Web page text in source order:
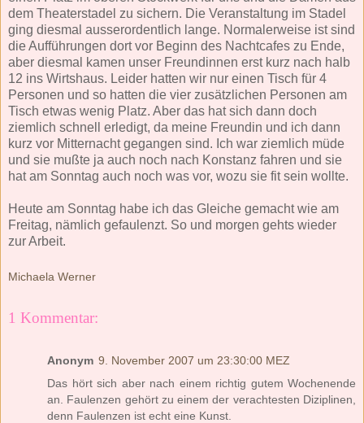
dem Theaterstadel zu sichern. Die Veranstaltung im Stadel
ging diesmal ausserordentlich lange. Normalerweise ist sind
die Aufführungen dort vor Beginn des Nachtcafes zu Ende,
aber diesmal kamen unser Freundinnen erst kurz nach halb
12 ins Wirtshaus. Leider hatten wir nur einen Tisch für 4
Personen und so hatten die vier zusätzlichen Personen am
Tisch etwas wenig Platz. Aber das hat sich dann doch
ziemlich schnell erledigt, da meine Freundin und ich dann
kurz vor Mitternacht gegangen sind. Ich war ziemlich müde
und sie mußte ja auch noch nach Konstanz fahren und sie
hat am Sonntag auch noch was vor, wozu sie fit sein wollte.
Heute am Sonntag habe ich das Gleiche gemacht wie am
Freitag, nämlich gefaulenzt. So und morgen gehts wieder
zur Arbeit.
Michaela Werner
1 Kommentar:
Anonym 9. November 2007 um 23:30:00 MEZ
Das hört sich aber nach einem richtig gutem Wochenende
an. Faulenzen gehört zu einem der verachtesten Diziplinen,
denn Faulenzen ist echt eine Kunst.